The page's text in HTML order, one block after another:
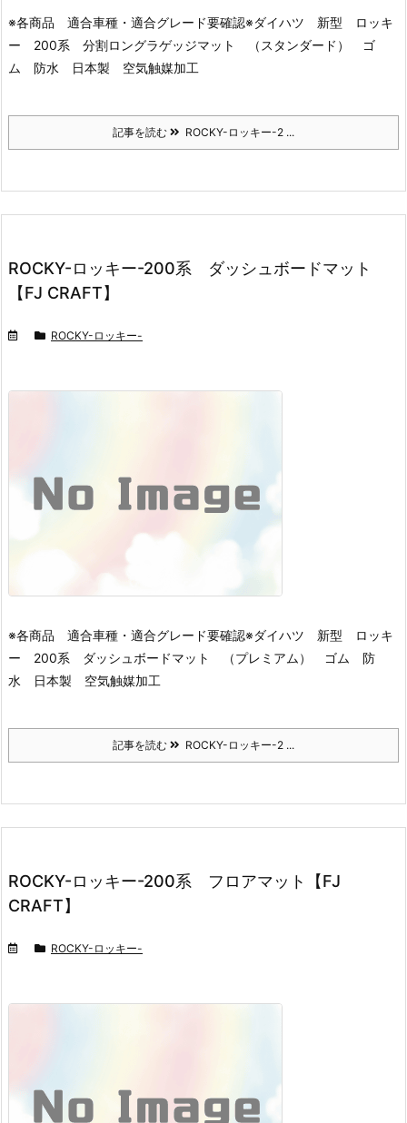
※各商品 適合車種・適合グレード要確認※ダイハツ 新型 ロッキ
ー 200系 分割ロングラゲッジマット （スタンダード） ゴ
ム 防水 日本製 空気触媒加工
記事を読む ROCKY-ロッキー-2 ...
ROCKY-ロッキー-200系 ダッシュボードマット
【FJ CRAFT】
ROCKY-ロッキー-
※各商品 適合車種・適合グレード要確認※ダイハツ 新型 ロッキ
ー 200系 ダッシュボードマット （プレミアム） ゴム 防
水 日本製 空気触媒加工
記事を読む ROCKY-ロッキー-2 ...
ROCKY-ロッキー-200系 フロアマット【FJ
CRAFT】
ROCKY-ロッキー-